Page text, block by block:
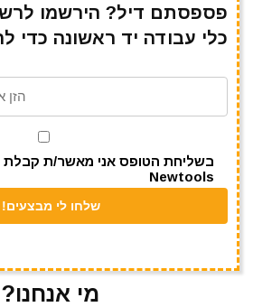
e
b
o
te
r
l
s
A
p
gr
a
m
e
פספסתם דיל? הירשמו
כלי עבודה יד ראשונה כדי
בשליחת הטופס אני מאשר/ת קבלת
Newtools
מי אנחנו?